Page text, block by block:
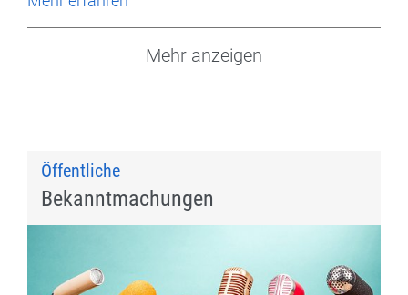
Mehr anzeigen
Öffentliche
Bekanntmachungen